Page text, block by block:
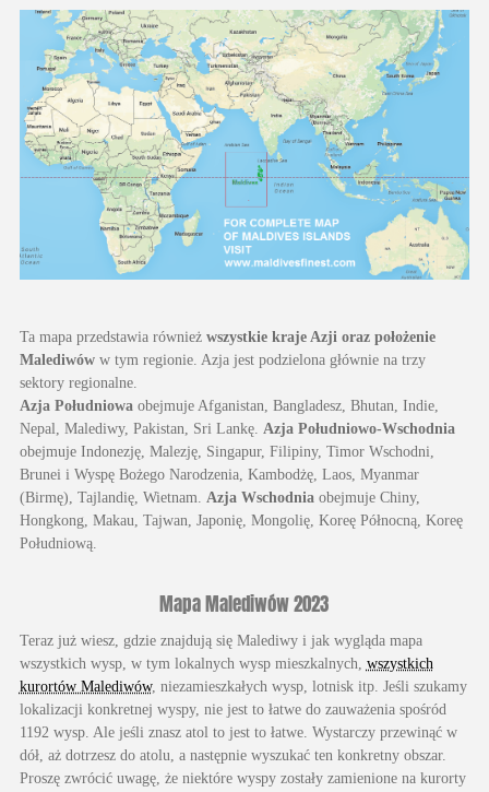
Ta mapa przedstawia również wszystkie kraje Azji oraz położenie
Malediwóww tym regionie. Azja jest podzielona głównie na trzy
sektory regionalne.
Azja Południowa obejmuje Afganistan, Bangladesz, Bhutan, Indie,
Nepal, Malediwy, Pakistan, Sri Lankę. Azja Południowo-Wschodnia
obejmuje Indonezję, Malezję, Singapur, Filipiny, Timor Wschodni,
Brunei i Wyspę Bożego Narodzenia, Kambodżę, Laos, Myanmar
(Birmę), Tajlandię, Wietnam. Azja Wschodnia obejmuje Chiny,
Hongkong, Makau, Tajwan, Japonię, Mongolię, Koreę Północną, Koreę
Południową.
Mapa Malediwów 2023
Teraz już wiesz, gdzie znajdują się Malediwy i jak wygląda mapa
wszystkich wysp, w tym lokalnych wysp mieszkalnych, wszystkich
kurortów Malediwów, niezamieszkałych wysp, lotnisk itp. Jeśli szukamy
lokalizacji konkretnej wyspy, nie jest to łatwe do zauważenia spośród
1192 wysp. Ale jeśli znasz atol to jest to łatwe. Wystarczy przewinąć w
dół, aż dotrzesz do atolu, a następnie wyszukać ten konkretny obszar.
Proszę zwrócić uwagę, że niektóre wyspy zostały zamienione na kurorty